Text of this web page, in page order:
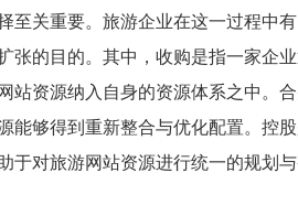
至关重要。旅游企业在这一过程中
的目的。其中，收购是指一家企
资源纳入自身的资源体系之中。
能够得到重新整合与优化配置。控
对旅游网站资源进行统一的规划与